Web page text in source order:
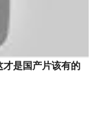
才是国产片该有的